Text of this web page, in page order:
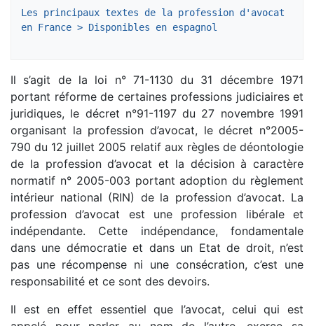
Les principaux textes de la profession d'avocat
en France > Disponibles en espagnol
Il s’agit de la loi n° 71-1130 du 31 décembre 1971
portant réforme de certaines professions judiciaires et
juridiques, le décret n°91-1197 du 27 novembre 1991
organisant la profession d’avocat, le décret n°2005-
790 du 12 juillet 2005 relatif aux règles de déontologie
de la profession d’avocat et la décision à caractère
normatif n° 2005-003 portant adoption du règlement
intérieur national (RIN) de la profession d’avocat. La
profession d’avocat est une profession libérale et
indépendante. Cette indépendance, fondamentale
dans une démocratie et dans un Etat de droit, n’est
pas une récompense ni une consécration, c’est une
responsabilité et ce sont des devoirs.
Il est en effet essentiel que l’avocat, celui qui est